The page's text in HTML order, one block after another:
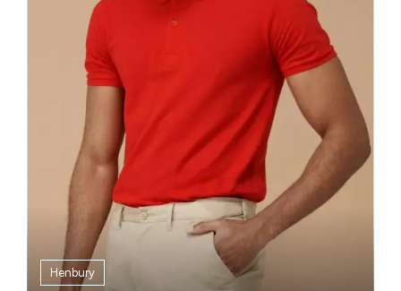
Henbury